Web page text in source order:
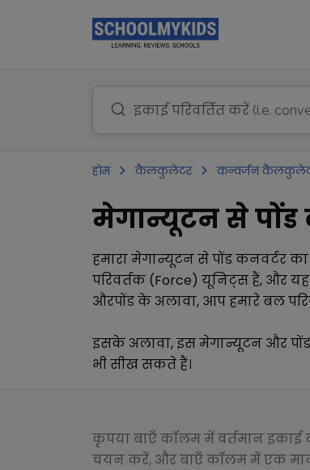
होम कैलकुलेटर कन्वर्जन
मेगान्यूटन से पोंड
हमारामेगान्यूटनसेपोंडकनवर्टर
परिवर्तक (Force) यूनिट्स हैं, और
औरपोंडके अलावा, आप हमारेबल
इसके अलावा, इसमेगान्यूटन औरपोंड
भी सीख सकते हैं।
कृपया बाएँ कॉलम में वर्तमान
चयन करें, और बाएँ कॉलम में एक मान